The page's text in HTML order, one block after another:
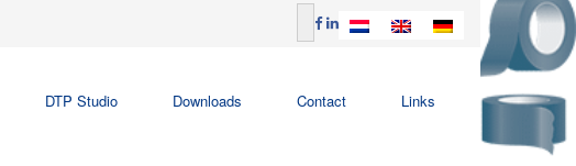
DTP Studio Downloads Contact Links